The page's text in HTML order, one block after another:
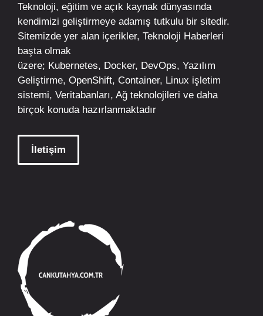
Teknoloji, eğitim ve açık kaynak dünyasında
kendimizi geliştirmeye adamış tutkulu bir sitedir.
Sitemizde yer alan içerikler, Teknoloji Haberleri
başta olmak
üzere; Kubernetes, Docker, DevOps, Yazılım
Geliştirme, OpenShift, Container, Linux işletim
sistemi, Veritabanları, Ağ teknolojileri ve daha
birçok konuda hazırlanmaktadır
İletişim